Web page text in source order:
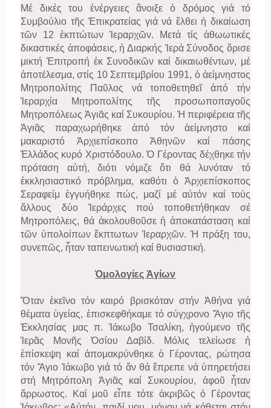
Μέ δικές του ἐνέργειες ἄνοιξε ὁ δρόμος γιά τό
Συμβούλιο τῆς Ἐπικρατείας γιά νά ἔλθει ἡ δικαίωση
τῶν 12 ἐκπτώτων Ἱεραρχῶν. Μετά τίς ἀθωωτικές
δικαστικές ἀποφάσεις, ἡ Διαρκής Ἱερά Σύνοδος ὅρισε
μικτή Ἐπιτροπή ἐκ Συνοδικῶν καί δικαιωθέντων, μέ
ἀποτέλεσμα, στίς 10 Σεπτεμβρίου 1991, ὁ ἀείμνηστος
Μητροπολίτης Παῦλος νά τοποθετηθεῖ ἀπό τήν
Ἱεραρχία Μητροπολίτης τῆς προσωποπαγοῦς
Μητροπόλεως Ἁγιᾶς καί Συκουρίου. Ἡ περιφέρεια τῆς
Ἁγιᾶς παραχωρήθηκε ἀπό τόν ἀείμνηστο καί
μακαριστό Ἀρχιεπίσκοπο Ἀθηνῶν καί πάσης
Ἑλλάδος κυρό Χριστόδουλο. Ὁ Γέροντας δέχθηκε τήν
πρόταση αὐτή, διότι νόμιζε ὅτι θά λυνόταν τό
ἐκκλησιαστικό πρόβλημα, καθότι ὁ Ἀρχιεπίσκοπος
Σεραφείμ ἐγγυήθηκε πώς, μαζί μέ αὐτόν καί τούς
ἄλλους δύο Ἱεράρχες πού τοποθετήθηκαν σέ
Μητροπόλεις, θά ἀκολουθοῦσε ἡ ἀποκατάσταση καί
τῶν ὑπολοίπων ἔκπτωτων Ἱεραρχῶν. Ἡ πράξη του,
συνεπῶς, ἦταν ταπεινωτική καί θυσιαστική.
Ὁμολογίες Ἁγίων
Ὅταν ἐκεῖνο τόν καιρό βρισκόταν στήν Ἀθήνα γιά
θέματα ὑγείας, ἐπισκεφθήκαμε τό σύγχρονο Ἅγιο τῆς
Ἐκκλησίας μας π. Ἰάκωβο Τσαλίκη, ἡγούμενο τῆς
Ἱερᾶς Μονῆς Ὁσίου Δαβίδ. Μόλις τελείωσε ἡ
ἐπίσκεψη καί ἀπομακρύνθηκε ὁ Γέροντας, ρώτησα
τόν Ἅγιο Ἰάκωβο γιά τό ἄν θά ἔπρεπε νά ὑπηρετήσει
στή Μητρόπολη Ἁγιᾶς καί Συκουρίου, ἀφοῦ ἦταν
ἄρρωστος. Καί μοῦ εἶπε τότε ἀκριβῶς ὁ Γέροντας